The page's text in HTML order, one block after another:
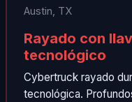
Austin, TX
Rayado con
tecnológico
Cybertruck rayado
tecnológica.